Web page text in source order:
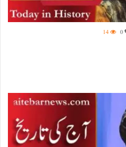
0
14